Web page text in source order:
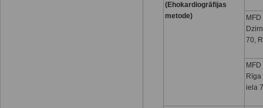
(Ehokardiogrāfijas
metode)
70,
iela